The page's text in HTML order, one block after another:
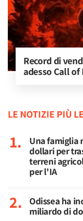
Record di
adesso Call
LE NOTIZIE PIÙ
Una famiglia
dollari per
terreni
per l'IA
Odissea ha
miliardo di